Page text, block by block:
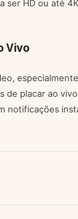
ser HD ou até
Vivo
de placar ao
notificações